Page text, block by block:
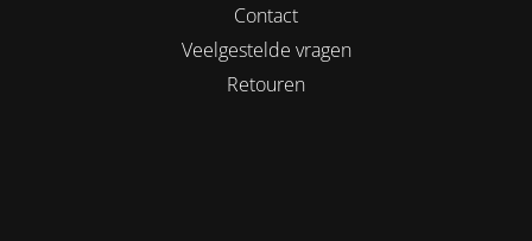
Contact
Veelgestelde vragen
Retouren